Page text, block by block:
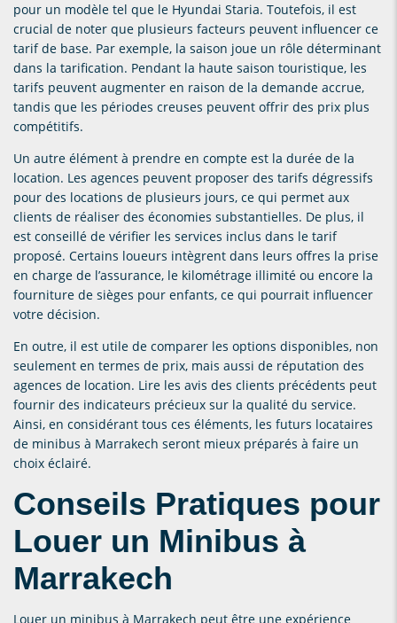
pour un modèle tel que le Hyundai Staria. Toutefois, il est
crucial de noter que plusieurs facteurs peuvent influencer ce
tarif de base. Par exemple, la saison joue un rôle déterminant
dans la tarification. Pendant la haute saison touristique, les
tarifs peuvent augmenter en raison de la demande accrue,
tandis que les périodes creuses peuvent offrir des prix plus
compétitifs.
Un autre élément à prendre en compte est la durée de la
location. Les agences peuvent proposer des tarifs dégressifs
pour des locations de plusieurs jours, ce qui permet aux
clients de réaliser des économies substantielles. De plus, il
est conseillé de vérifier les services inclus dans le tarif
proposé. Certains loueurs intègrent dans leurs offres la prise
en charge de l’assurance, le kilométrage illimité ou encore la
fourniture de sièges pour enfants, ce qui pourrait influencer
votre décision.
En outre, il est utile de comparer les options disponibles, non
seulement en termes de prix, mais aussi de réputation des
agences de location. Lire les avis des clients précédents peut
fournir des indicateurs précieux sur la qualité du service.
Ainsi, en considérant tous ces éléments, les futurs locataires
de minibus à Marrakech seront mieux préparés à faire un
choix éclairé.
Conseils Pratiques pour
Louer un Minibus à
Marrakech
Louer un minibus à Marrakech peut être une expérience